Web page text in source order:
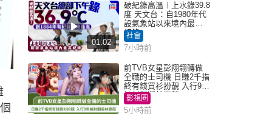
01:02
破紀錄高溫︱上水錄39.8
度 天文台：自1980年代
設氣象站以來境內最高
紀錄
社會
7小時前
前TVB女星彭翔翎轉做
全職的士司機 日賺2千指
終有錢買衫扮靚 入行9年
被封翻版林夏薇
影視圈
5小時前